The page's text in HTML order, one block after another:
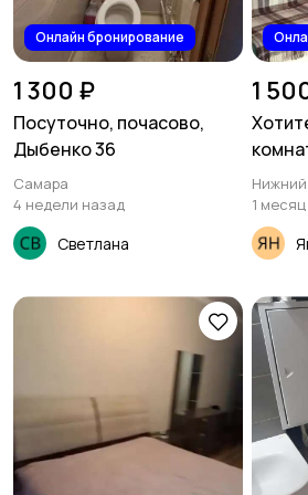
Онлайн бронирование
1 300 ₽
Посуточно, почасово,
Дыбенко 36
Самара
4 недели назад
Светлана
1
ночь,
ул.
1